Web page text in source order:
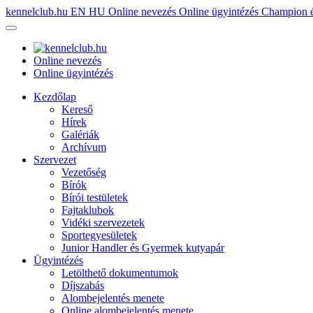
kennelclub.hu EN HU Online nevezés Online ügyintézés Champion
Online nevezés
Online ügyintézés
Kezdőlap
Kereső
Hírek
Galériák
Archívum
Szervezet
Vezetőség
Bírók
Bírói testületek
Fajtaklubok
Vidéki szervezetek
Sportegyesületek
Junior Handler és Gyermek kutyapár
Ügyintézés
Letölthető dokumentumok
Díjszabás
Alombejelentés menete
Online alombejelentés menete